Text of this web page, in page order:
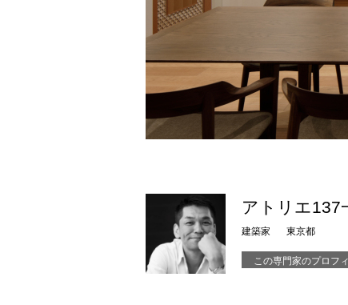
アトリエ137
建築家 東京都
この専門家のプロフ